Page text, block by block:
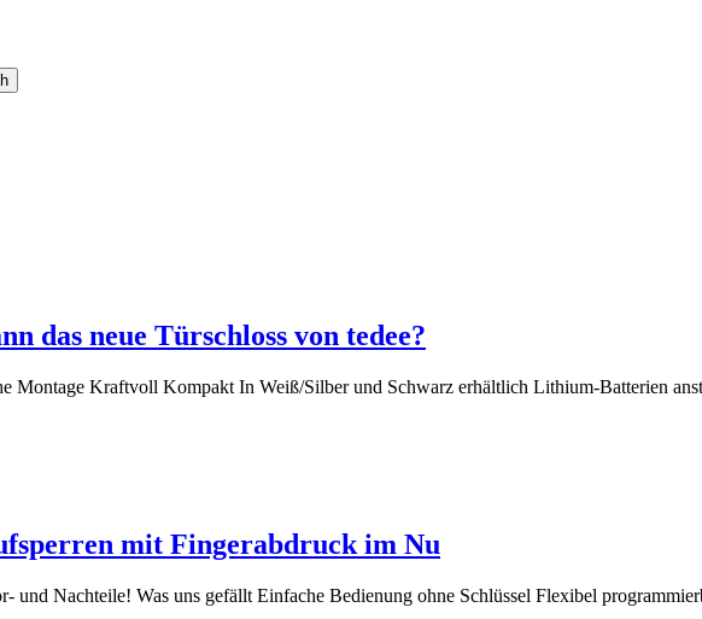
das neue Türschloss von tedee?
Montage Kraftvoll Kompakt In Weiß/Silber und Schwarz erhältlich Lithium-Batterien
mit Fingerabdruck im Nu
und Nachteile! Was uns gefällt Einfache Bedienung ohne Schlüssel Flexibel